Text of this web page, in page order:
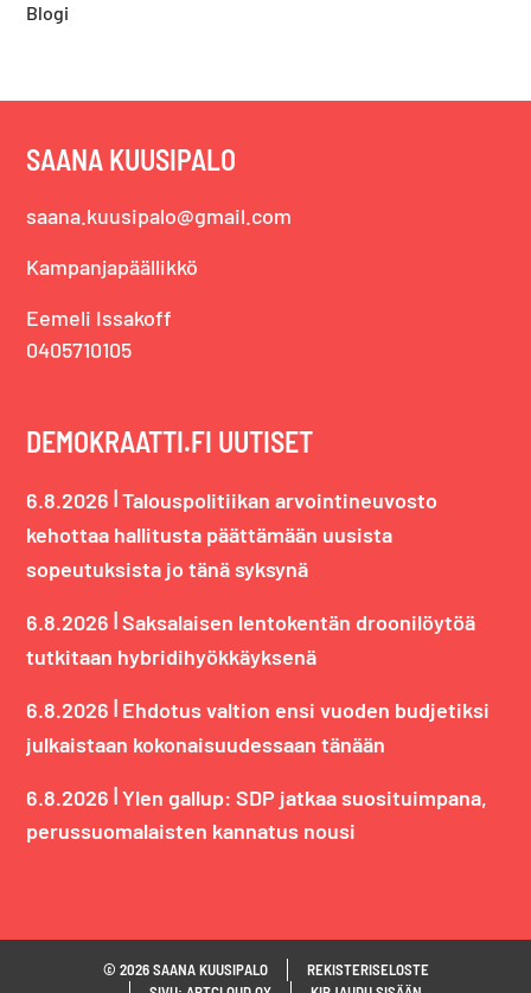
Blogi
SAANA KUUSIPALO
saana.kuusipalo@gmail.com
Kampanjapäällikkö
Eemeli Issakoff
0405710105
DEMOKRAATTI.FI UUTISET
6.8.2026 |Talouspolitiikan arvointineuvosto
kehottaa hallitusta päättämään uusista
sopeutuksista jo tänä syksynä
6.8.2026 |Saksalaisen lentokentän droonilöytöä
tutkitaan hybridihyökkäyksenä
6.8.2026 | Ehdotus valtion ensi vuoden budjetiksi
julkaistaan kokonaisuudessaan tänään
6.8.2026 |Ylen gallup: SDP jatkaa suosituimpana,
perussuomalaisten kannatus nousi
© 2026 SAANA KUUSIPALO
REKISTERISELOSTE